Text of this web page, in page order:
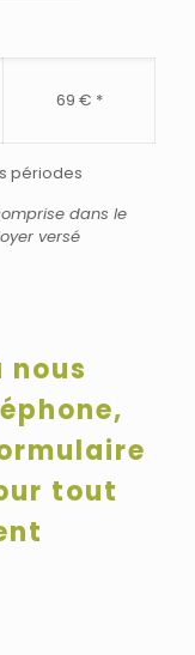
69 € *
périodes
dans le
versé
nous
tout